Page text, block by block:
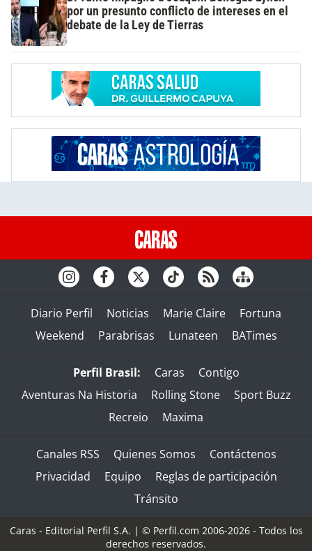
por un presunto conflicto de intereses en el
debate de la Ley de Tierras
Diario Perfil Noticias Marie Claire
Fortuna
Weekend
Parabrisas Lunateen BATimes
Perfil Brasil: Caras
Contigo
Aventuras Na Historia
Rolling Stone
Sport Buzz
Recreio
Maxima
Canales RSS Quienes Somos
Contáctenos
Privacidad
Equipo
Reglas de participación
Tránsito
Caras - Editorial Perfil S.A. | © Perfil.com 2006-2026 - Todos los
derechos reservados.